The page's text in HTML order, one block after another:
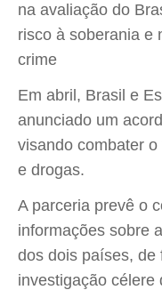
na avaliação do
risco à soberania e
crime
Em abril, Brasil e
anunciado um
visando combater
e drogas.
A parceria prevê o
informações sobre
dos dois países, de
investigação célere